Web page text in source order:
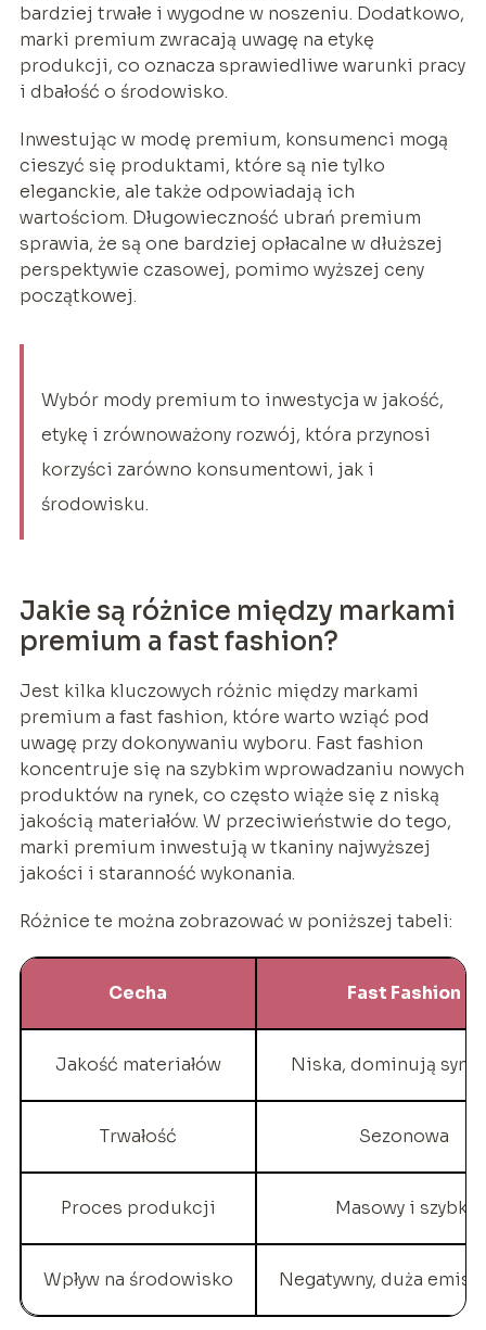
bardziej trwałe i wygodne w noszeniu. Dodatkowo,
marki premium zwracają uwagę na etykę
produkcji, co oznacza sprawiedliwe warunki pracy
i dbałość o środowisko.
Inwestując w modę premium, konsumenci mogą
cieszyć się produktami, które są nie tylko
eleganckie, ale także odpowiadają ich
wartościom. Długowieczność ubrań premium
sprawia, że są one bardziej opłacalne w dłuższej
perspektywie czasowej, pomimo wyższej ceny
początkowej.
Wybór mody premium to inwestycja w jakość,
etykę i zrównoważony rozwój, która przynosi
korzyści zarówno konsumentowi, jak i
środowisku.
Jakie są różnice między markami
premium a fast fashion?
Jest kilka kluczowych różnic między markami
premium a fast fashion, które warto wziąć pod
uwagę przy dokonywaniu wyboru. Fast fashion
koncentruje się na szybkim wprowadzaniu nowych
produktów na rynek, co często wiąże się z niską
jakością materiałów. W przeciwieństwie do tego,
marki premium inwestują w tkaniny najwyższej
jakości i staranność wykonania.
Różnice te można zobrazować w poniższej tabeli:
Cecha Fast Fashion
Jakość materiałów Niska, dominują
Trwałość Sezonowa
Proces produkcji Masowy i szybki
Wpływ na środowisko Negatywny, duża